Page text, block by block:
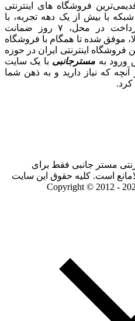
فروشگاه های اینترنتی
شبکه با بیش از یک دهه تجربه، با
پایبندی به سه اصل کلیدی، پرداخت در محل، ۷ روز ضمانت
موفق شده تا همگام با فروشگاه‌
فروشگاه اینترنتی ایران در حوزه
ورود به مسترجانبی با یک سایت
که نیاز دارید و به ذهن شما
کرد.
مستر جانبی فقط برای
است. کلیه حقوق این سایت